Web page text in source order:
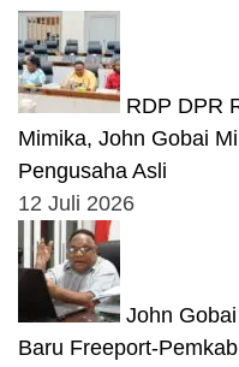
RDP DPR
Mimika, John Gobai
Pengusaha Asli
12 Juli 2026
John
Baru Freeport-